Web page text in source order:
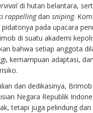
di hutan belantara,
rappellingdan sniping.
pada upacara
di suatu akademi
bahwa setiap anggota
kemampuan adaptasi,
dan dedikasinya,
Negara Republik
tetapi juga pelindung